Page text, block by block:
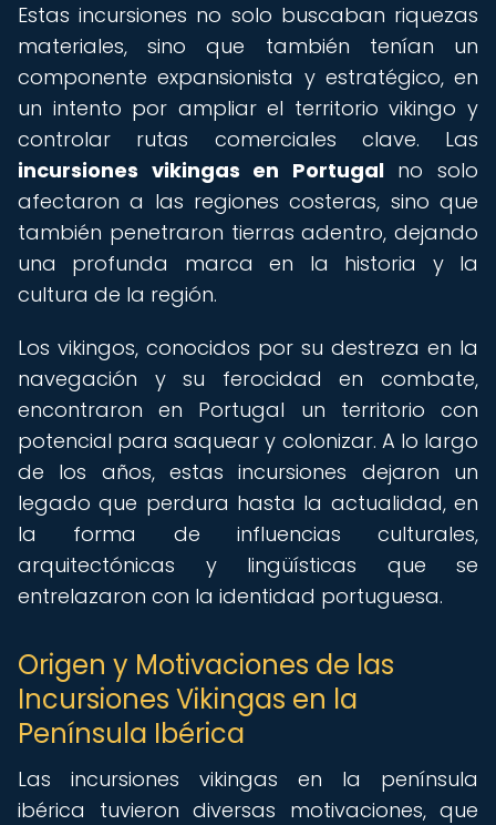
Estas incursiones no solo buscaban riquezas
materiales, sino que también tenían un
componente expansionista y estratégico, en
un intento por ampliar el territorio vikingo y
controlar rutas comerciales clave. Las
incursiones vikingas en Portugalno solo
afectaron a las regiones costeras, sino que
también penetraron tierras adentro, dejando
una profunda marca en la historia y la
cultura de la región.
Los vikingos, conocidos por su destreza en la
navegación y su ferocidad en combate,
encontraron en Portugal un territorio con
potencial para saquear y colonizar. A lo largo
de los años, estas incursiones dejaron un
legado que perdura hasta la actualidad, en
la forma de influencias culturales,
arquitectónicas y lingüísticas que se
entrelazaron con la identidad portuguesa.
Origen y Motivaciones de las
Incursiones Vikingas en la
Península Ibérica
Las incursiones vikingas en la península
ibérica tuvieron diversas motivaciones, que